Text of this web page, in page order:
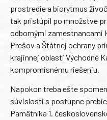
prostredie a biorytmus
tak pristúpil po množstve
odbornými zamestnancami
Prešov a Štátnej ochrany
krajinnej oblasti Východné
kompromisnému riešeniu.
Napokon treba ešte
súvislosti s postupne
Pamätníka 1.